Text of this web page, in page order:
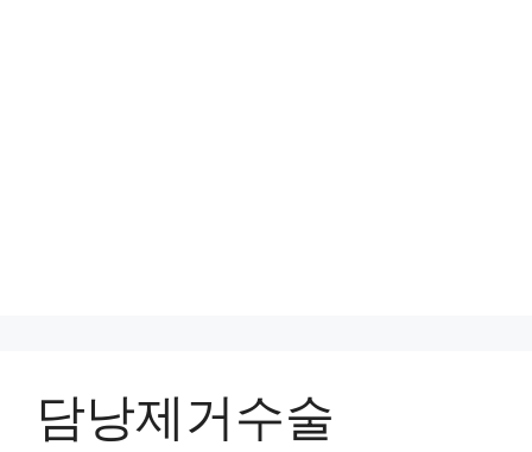
담낭제거수술